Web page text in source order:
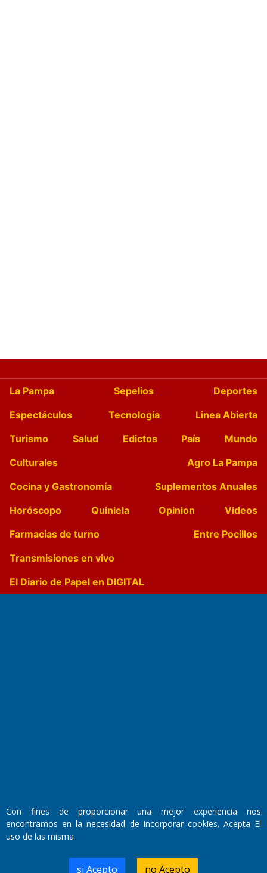
La Pampa Sepelios
Deportes
Espectáculos
Tecnología
Linea Abierta
Turismo
Salud Edictos País
Mundo
Culturales
Agro La Pampa
Cocina y Gastronomía
Suplementos Anuales
Horóscopo
Quiniela Opinion
Videos
Farmacias de turno
Entre Pocillos
Transmisiones en vivo
El Diario de Papel en DIGITAL
Director Periodístico:
Walter René Goñi
Domicilio Legal: José Ingenieros 855,
Santa Rosa, La Pampa.
Con fines de proporcionar una mejor experiencia nos
encontramos en la necesidad de incorporar cookies. Acepta El
uso de las misma
si Acepto no Acepto